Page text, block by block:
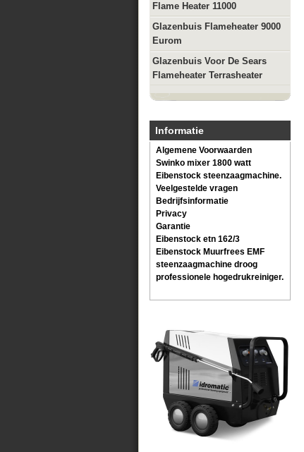
Flame Heater 11000
Glazenbuis Flameheater 9000
Eurom
Glazenbuis Voor De Sears
Flameheater Terrasheater
Informatie
Algemene Voorwaarden
Swinko mixer 1800 watt
Eibenstock steenzaagmachine.
Veelgestelde vragen
Bedrijfsinformatie
Privacy
Garantie
Eibenstock etn 162/3
Eibenstock Muurfrees EMF
steenzaagmachine droog
professionele hogedrukreiniger.